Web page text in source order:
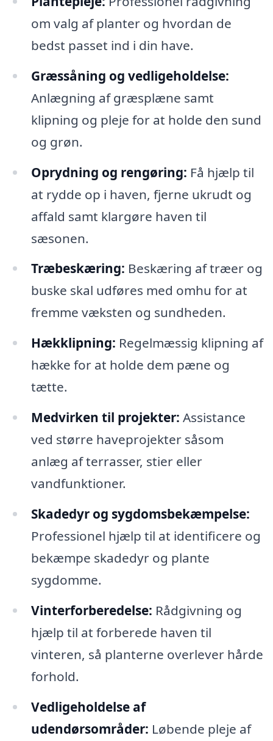
om valg af planter og hvordan de
bedst passet ind i din have.
Græssåning og vedligeholdelse:
Anlægning af græsplæne samt
klipning og pleje for at holde den sund
og grøn.
Oprydning og rengøring: Få hjælp til
at rydde op i haven, fjerne ukrudt og
affald samt klargøre haven til
sæsonen.
Træbeskæring: Beskæring af træer og
buske skal udføres med omhu for at
fremme væksten og sundheden.
Hækklipning: Regelmæssig klipning af
hække for at holde dem pæne og
tætte.
Medvirken til projekter: Assistance
ved større haveprojekter såsom
anlæg af terrasser, stier eller
vandfunktioner.
Skadedyr og sygdomsbekæmpelse:
Professionel hjælp til at identificere og
bekæmpe skadedyr og plante
sygdomme.
Vinterforberedelse: Rådgivning og
hjælp til at forberede haven til
vinteren, så planterne overlever hårde
forhold.
Vedligeholdelse af
udendørsområder: Løbende pleje af